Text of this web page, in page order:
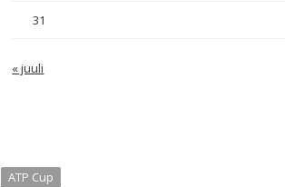
31
« juuli
ATP Cup